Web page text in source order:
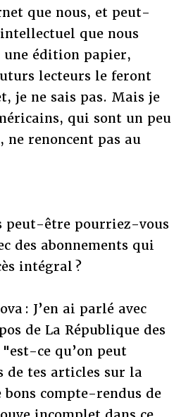
que nous, et peut-
que nous
une édition papier,
lecteurs le feront
je ne sais pas. Mais je
qui sont un peu
ne renoncent pas au
peut-être pourriez-vous
des abonnements qui
intégral ?
: J’en ai parlé avec
de La République des
ce qu’on peut
de tes articles sur la
compte-rendus de